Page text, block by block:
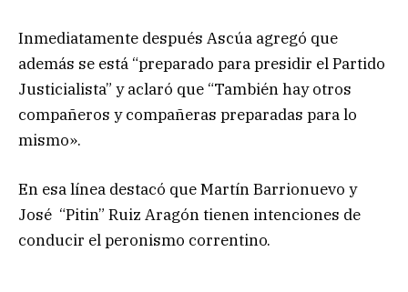
Inmediatamente después Ascúa agregó que
además se está “preparado para presidir el Partido
Justicialista” y aclaró que “También hay otros
compañeros y compañeras preparadas para lo
mismo».
En esa línea destacó que Martín Barrionuevo y
José “Pitin” Ruiz Aragón tienen intenciones de
conducir el peronismo correntino.